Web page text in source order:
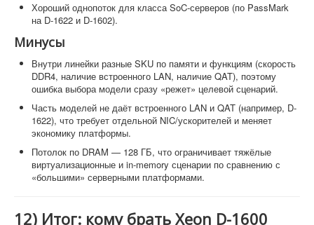
Хороший однопоток для класса SoC-серверов (по PassMark
на D-1622 и D-1602).
Минусы
Внутри линейки разные SKU по памяти и функциям (скорость
DDR4, наличие встроенного LAN, наличие QAT), поэтому
ошибка выбора модели сразу «режет» целевой сценарий.
Часть моделей не даёт встроенного LAN и QAT (например, D-
1622), что требует отдельной NIC/ускорителей и меняет
экономику платформы.
Потолок по DRAM — 128 ГБ, что ограничивает тяжёлые
виртуализационные и in-memory сценарии по сравнению с
«большими» серверными платформами.
12) Итог: кому брать Xeon D-1600